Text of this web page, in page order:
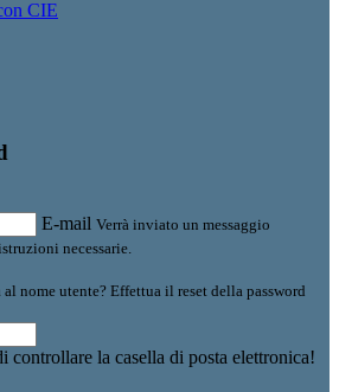
CIE
E-mail Verrà inviato un messaggio
necessarie.
nome utente? Effettua il reset della password
controllare la casella di posta elettronica!